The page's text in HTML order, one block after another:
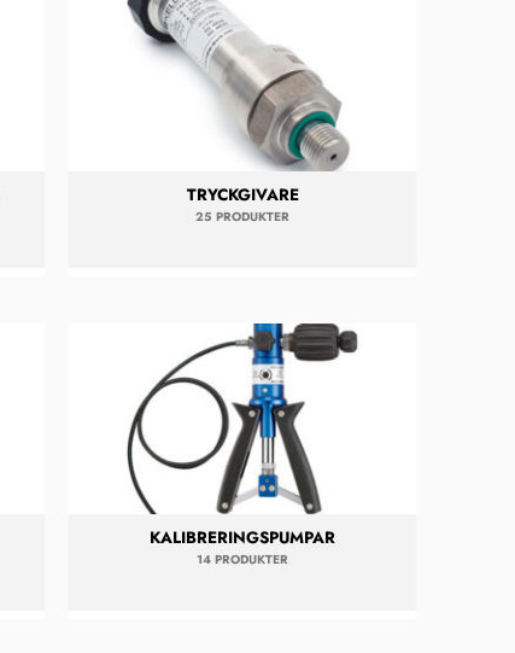
TRYCKGIVARE
25 PRODUKTER
KALIBRERINGSPUMPAR
14 PRODUKTER